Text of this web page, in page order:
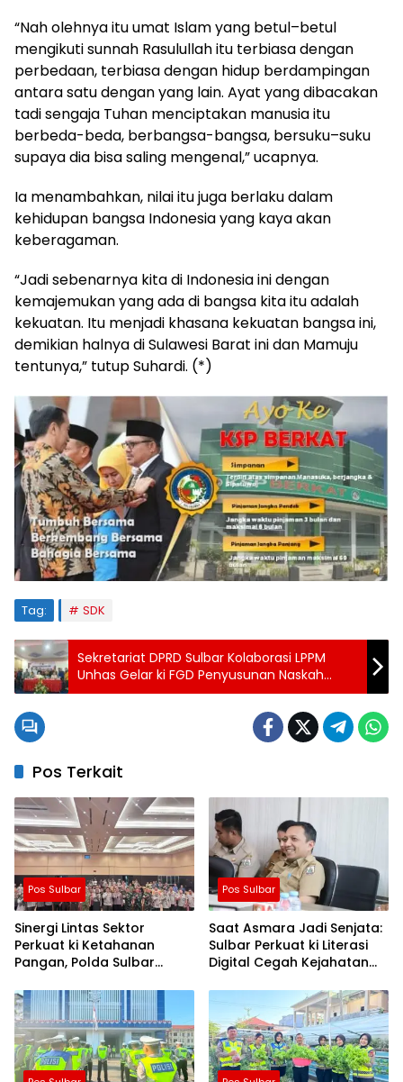
“Nah olehnya itu umat Islam yang betul–betul
mengikuti sunnah Rasulullah itu terbiasa dengan
perbedaan, terbiasa dengan hidup berdampingan
antara satu dengan yang lain. Ayat yang dibacakan
tadi sengaja Tuhan menciptakan manusia itu
berbeda-beda, berbangsa-bangsa, bersuku–suku
supaya dia bisa saling mengenal,” ucapnya.
Ia menambahkan, nilai itu juga berlaku dalam
kehidupan bangsa Indonesia yang kaya akan
keberagaman.
“Jadi sebenarnya kita di Indonesia ini dengan
kemajemukan yang ada di bangsa kita itu adalah
kekuatan. Itu menjadi khasana kekuatan bangsa ini,
demikian halnya di Sulawesi Barat ini dan Mamuju
tentunya,” tutup Suhardi. (*)
Tag: SDK
Sekretariat DPRD Sulbar Kolaborasi LPPM
Unhas Gelar ki FGD Penyusunan Naskah
Akademik Kesejahteraan Sosial
Pos Terkait
Pos Sulbar
Sinergi Lintas Sektor
Perkuat ki Ketahanan
Pangan, Polda Sulbar
Sawah dan Mitigasi
Kekeringan
Pos Sulbar
Saat Asmara Jadi Senjata:
Sulbar Perkuat ki Literasi
Digital Cegah Kejahatan